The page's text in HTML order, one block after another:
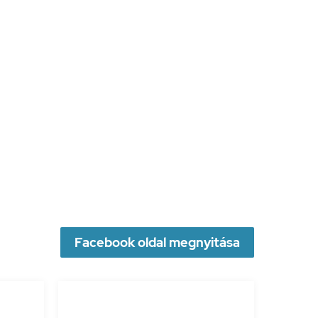
Facebook oldal megnyitása